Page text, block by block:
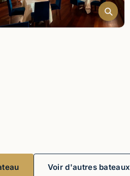
Voir d'autres bateaux